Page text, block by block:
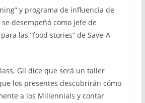
y programa de influencia de
desempeñó como jefe de
las “food stories” de Save-A-
Gil dice que será un taller
los presentes descubrirán cómo
a los Millennials y contar